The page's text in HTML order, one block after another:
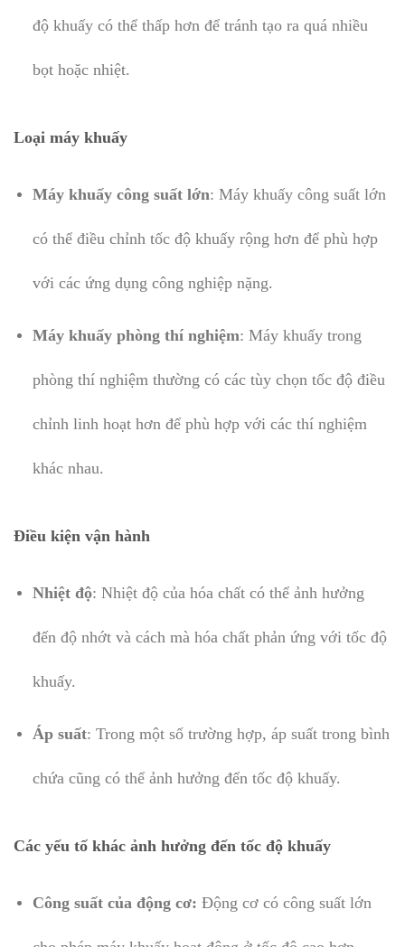
độ khuấy có thể thấp hơn để tránh tạo ra quá nhiều
bọt hoặc nhiệt.
Loại máy khuấy
Máy khuấy công suất lớn: Máy khuấy công suất lớn
có thể điều chỉnh tốc độ khuấy rộng hơn để phù hợp
với các ứng dụng công nghiệp nặng.
Máy khuấy phòng thí nghiệm: Máy khuấy trong
phòng thí nghiệm thường có các tùy chọn tốc độ điều
chỉnh linh hoạt hơn để phù hợp với các thí nghiệm
khác nhau.
Điều kiện vận hành
Nhiệt độ: Nhiệt độ của hóa chất có thể ảnh hưởng
đến độ nhớt và cách mà hóa chất phản ứng với tốc độ
khuấy.
Áp suất: Trong một số trường hợp, áp suất trong bình
chứa cũng có thể ảnh hưởng đến tốc độ khuấy.
Các yếu tố khác ảnh hưởng đến tốc độ khuấy
Công suất của động cơ: Động cơ có công suất lớn